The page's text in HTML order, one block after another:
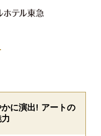
に演出! アートの